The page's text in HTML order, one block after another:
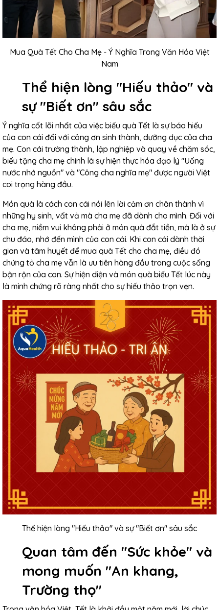
Mua Quà Tết Cho Cha Mẹ - Ý Nghĩa Trong Văn Hóa Việt
Nam
Thể hiện lòng "Hiếu thảo" và
sự "Biết ơn" sâu sắc
Ý nghĩa cốt lõi nhất của việc biếu quà Tết là sự báo hiếu
của con cái đối với công ơn sinh thành, dưỡng dục của cha
mẹ. Con cái trưởng thành, lập nghiệp và quay về chăm sóc,
biếu tặng cha mẹ chính là sự hiện thực hóa đạo lý "Uống
nước nhớ nguồn" và "Công cha nghĩa mẹ" được người Việt
coi trọng hàng đầu.
Món quà là cách con cái nói lên lời cảm ơn chân thành vì
những hy sinh, vất vả mà cha mẹ đã dành cho mình. Đối với
cha mẹ, niềm vui không phải ở món quà đắt tiền, mà là ở sự
chu đáo, nhớ đến mình của con cái. Khi con cái dành thời
gian và tâm huyết để mua quà Tết cho cha mẹ, điều đó
chứng tỏ cha mẹ vẫn là ưu tiên hàng đầu trong cuộc sống
bận rộn của con. Sự hiện diện và món quà biếu Tết lúc này
là minh chứng rõ ràng nhất cho sự hiếu thảo trọn vẹn.
Thể hiện lòng "Hiếu thảo" và sự "Biết ơn" sâu sắc
Quan tâm đến "Sức khỏe" và
mong muốn "An khang,
Trường thọ"